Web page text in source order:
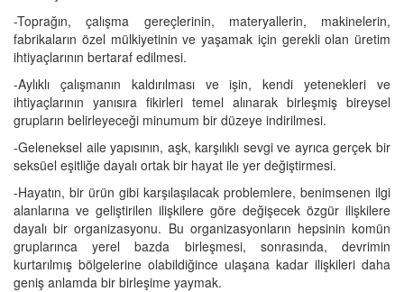
-Toprağın, çalışma gereçlerinin, materyallerin, makinelerin,
fabrikaların özel mülkiyetinin ve yaşamak için gerekli olan üretim
ihtiyaçlarının bertaraf edilmesi.
-Aylıklı çalışmanın kaldırılması ve işin, kendi yetenekleri ve
ihtiyaçlarının yanısıra fikirleri temel alınarak birleşmiş bireysel
grupların belirleyeceği minumum bir düzeye indirilmesi.
-Geleneksel aile yapısının, aşk, karşılıklı sevgi ve ayrıca gerçek bir
seksüel eşitliğe dayalı ortak bir hayat ile yer değiştirmesi.
-Hayatın, bir ürün gibi karşılaşılacak problemlere, benimsenen ilgi
alanlarına ve geliştirilen ilişkilere göre değişecek özgür ilişkilere
dayalı bir organizasyonu. Bu organizasyonların hepsinin komün
gruplarınca yerel bazda birleşmesi, sonrasında, devrimin
kurtarılmış bölgelerine olabildiğince ulaşana kadar ilişkileri daha
geniş anlamda bir birleşime yaymak.